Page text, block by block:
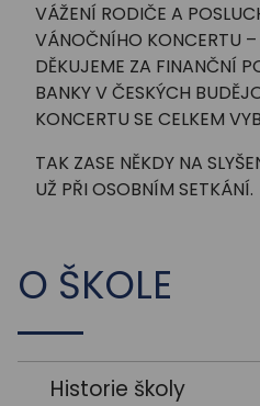
VÁŽENÍ RODIČE A
VÁNOČNÍHO KONCERTU
DĚKUJEME ZA FINANČNÍ
BANKY V ČESKÝCH
KONCERTU SE CELKEM
TAK ZASE NĚKDY NA
UŽ PŘI OSOBNÍM SETKÁNÍ.
O ŠKOLE
Historie školy